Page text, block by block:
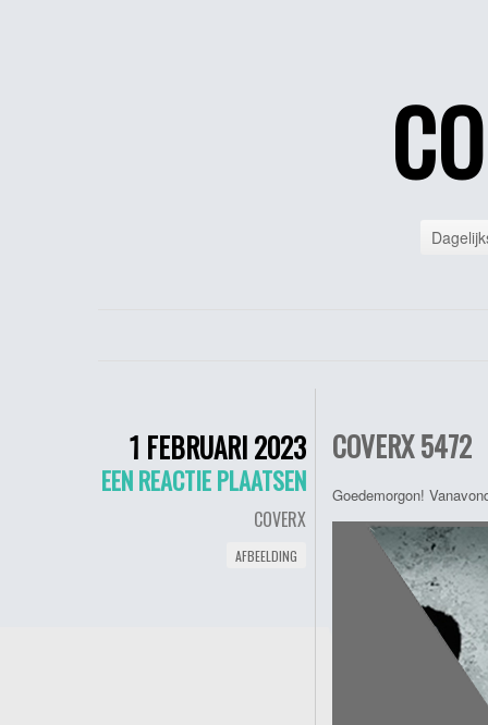
1 FEBRUARI 2023
EEN REACTIE PLAATSEN
COVERX
AFBEELDING
COVERX 5472
Goedemorgon!